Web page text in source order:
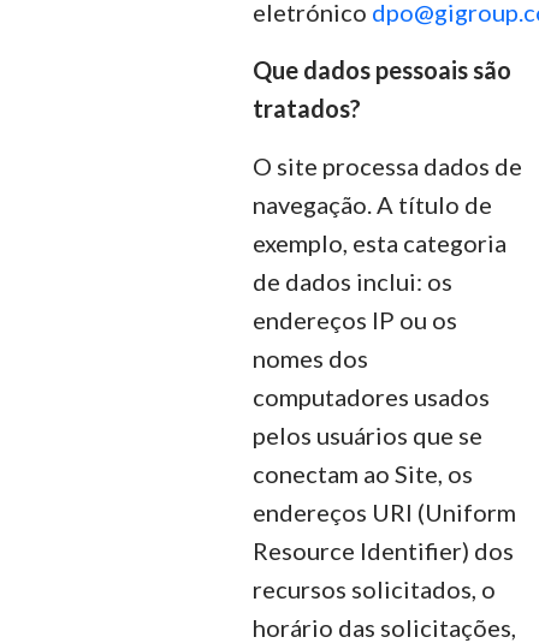
eletrónico
Que dados pessoais são
tratados?
O site processa dados de
navegação. A título de
exemplo, esta categoria
de dados inclui: os
endereços IP ou os
nomes dos
computadores usados
pelos usuários que se
conectam ao Site, os
endereços URI (Uniform
Resource Identifier) dos
recursos solicitados, o
horário das solicitações,